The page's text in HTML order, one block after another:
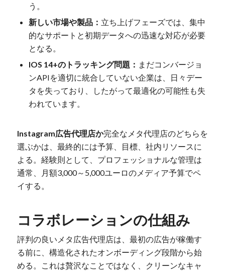
う。
新しい市場や製品： 立ち上げフェーズでは、集中
的なサポートと初期データへの迅速な対応が必要
となる。
IOS 14+のトラッキング問題： まだコンバージョ
ンAPIを適切に統合していない企業は、日々デー
タを失っており、したがって最適化の可能性も失
われています。
Instagram広告代理店か完全なメタ代理店のどちらを
選ぶかは、最終的には予算、目標、社内リソースに
よる。経験則として、プロフェッショナルな管理は
通常、月額3,000～5,000ユーロのメディア予算でペ
イする。
コラボレーションの仕組み
評判の良いメタ広告代理店は、最初の広告が稼働す
る前に、構造化されたオンボーディング段階から始
める。これは贅沢なことではなく、クリーンなキャ